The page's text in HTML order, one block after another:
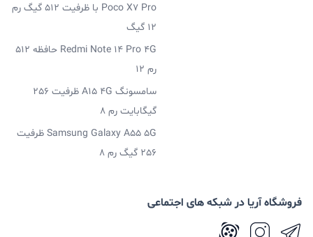
Poco X7 Pro با ظرفیت 512 گیگ رم
12 گیگ
Redmi Note 14 Pro 4G حافظه 512
رم 12
سامسونگ A15 4G ظرفیت 256
گیگابایت رم 8
Samsung Galaxy A55 5G ظرفیت
256 گیگ رم 8
فروشگاه آریا در شبکه های اجتماعی